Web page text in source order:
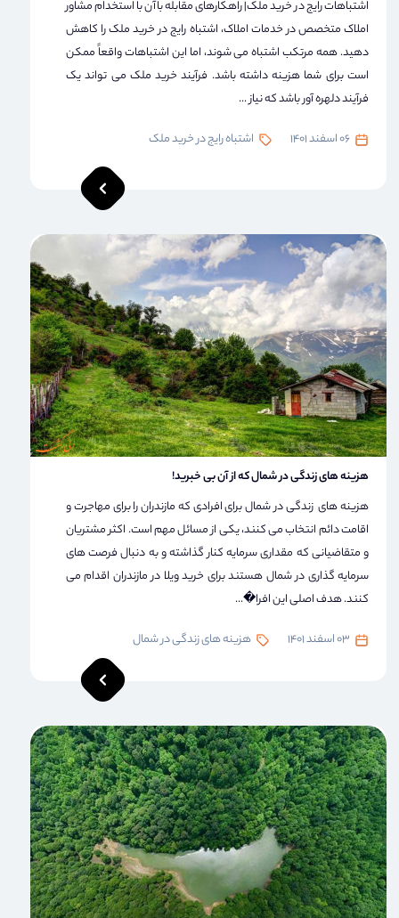
اشتباهات رایج در خرید ملک| راهکارهای مقابله باآن با استخدام مشاور
املاک متخصص در خدمات املاک، اشتباه رایج در خرید ملک را کاهش
دهید. همه مرتکب اشتباه می شوند، اما این اشتباهات واقعاً ممکن
است برای شما هزینه داشته باشد. فرآیند خرید ملک می تواند یک
فرآیند دلهره آور باشد که نیاز ...
06 اسفند 1401 اشتباه رایج در خرید ملک
هزینه های زندگی در شمال که از آن بی خبرید!
هزینه های زندگی در شمال برای افرادی که مازندران را برای مهاجرت و
اقامت دائم انتخاب می کنند، یکی از مسائل مهم است. اکثر مشتریان
و متقاضیانی که مقداری سرمایه کنار گذاشته و به دنبال فرصت های
سرمایه گذاری در شمال هستند برای خرید ویلا در مازندران اقدام می
کنند. هدف اصلی این افرا�...
03 اسفند 1401 هزینه های زندگی در شمال